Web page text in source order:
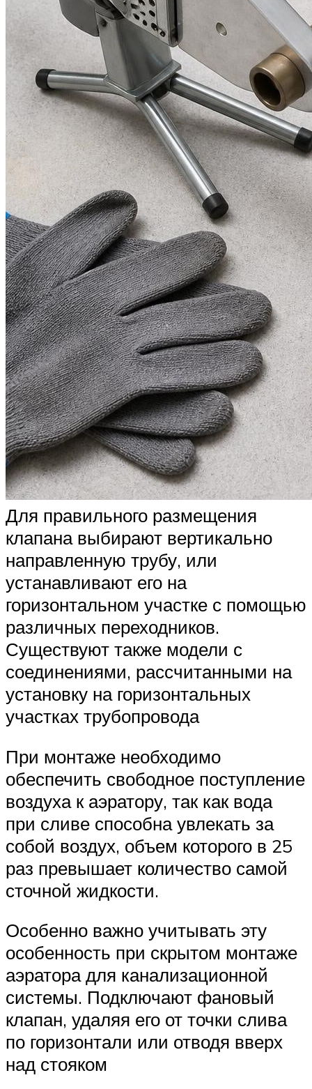
Для правильного размещения
клапана выбирают вертикально
направленную трубу, или
устанавливают его на
горизонтальном участке с помощью
различных переходников.
Существуют также модели с
соединениями, рассчитанными на
установку на горизонтальных
участках трубопровода
При монтаже необходимо
обеспечить свободное поступление
воздуха к аэратору, так как вода
при сливе способна увлекать за
собой воздух, объем которого в 25
раз превышает количество самой
сточной жидкости.
Особенно важно учитывать эту
особенность при скрытом монтаже
аэратора для канализационной
системы. Подключают фановый
клапан, удаляя его от точки слива
по горизонтали или отводя вверх
над стояком